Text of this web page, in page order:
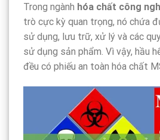
Trong ngành hóa chất công
trò cực kỳ quan trọng, nó chứa
sử dụng, lưu trữ, xử lý và các
sử dụng sản phẩm. Vì vậy, hầu
đều có phiếu an toàn hóa chất